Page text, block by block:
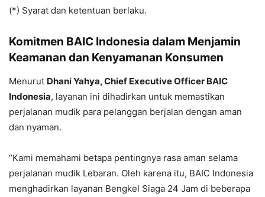
(*) Syarat dan ketentuan berlaku.
Komitmen BAIC Indonesia dalam Menjamin
Keamanan dan Kenyamanan Konsumen
Menurut Dhani Yahya, Chief Executive Officer BAIC
Indonesia, layanan ini dihadirkan untuk memastikan
perjalanan mudik para pelanggan berjalan dengan aman
dan nyaman.
“Kami memahami betapa pentingnya rasa aman selama
perjalanan mudik Lebaran. Oleh karena itu, BAIC Indonesia
menghadirkan layanan Bengkel Siaga 24 Jam di beberapa